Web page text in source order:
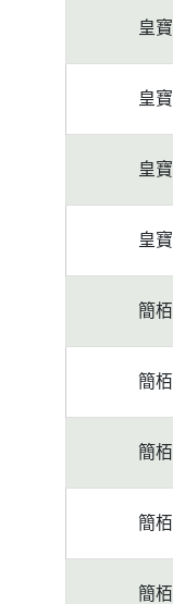
皇寶
皇寶
皇寶
皇寶
簡栢
簡栢
簡栢
簡栢
簡栢